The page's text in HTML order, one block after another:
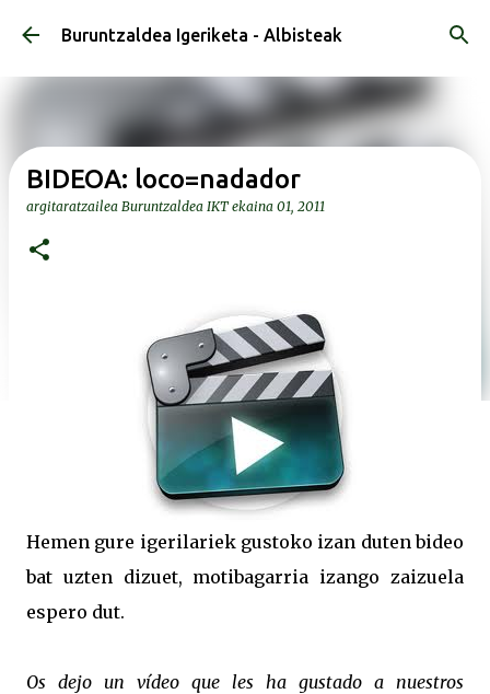
Saltatu eta joan eduki nagusira
Buruntzaldea Igeriketa - Albisteak
BIDEOA: loco=nadador
argitaratzailea Buruntzaldea IKT ekaina 01, 2011
Hemen gure igerilariek gustoko izan duten bideo
bat uzten dizuet, motibagarria izango zaizuela
espero dut.
Os dejo un vídeo que les ha gustado a nuestros